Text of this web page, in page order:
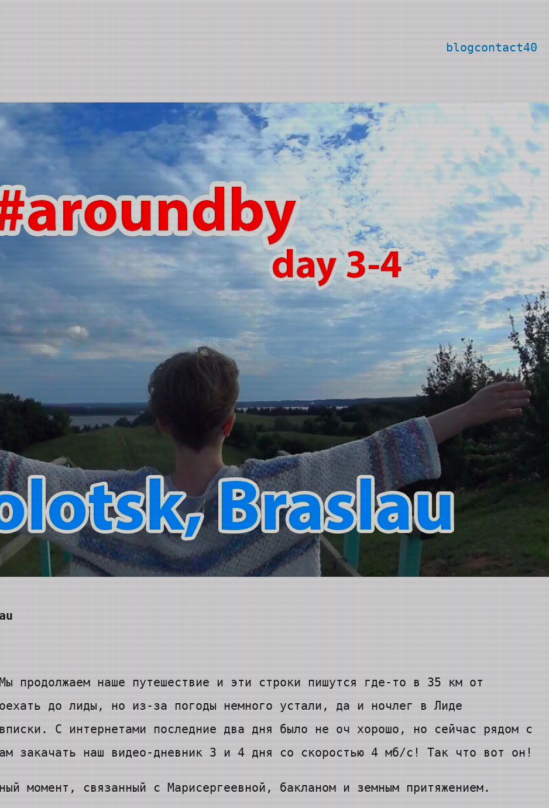
blogcontact40
продолжаем наше путешествие и эти строки пишутся где-то в 35 км от
до лиды, но из-за погоды немного устали, да и ночлег в Лиде
С интернетами последние два дня было не оч хорошо, но сейчас рядом с
закачать наш видео-дневник 3 и 4 дня со скоростью 4 мб/с! Так что вот он!
момент, связанный с Марисергеевной, бакланом и земным притяжением.